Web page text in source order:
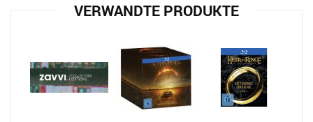
VERWANDTE PRODUKTE